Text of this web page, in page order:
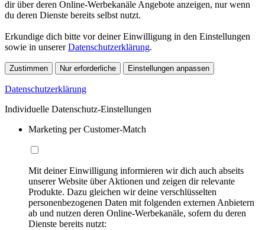
dir über deren Online-Werbekanäle Angebote anzeigen, nur wenn
du deren Dienste bereits selbst nutzt.
Erkundige dich bitte vor deiner Einwilligung in den Einstellungen
sowie in unsererDatenschutzerklärung.
Zustimmen Nur erforderliche Einstellungen anpassen
Datenschutzerklärung
Individuelle Datenschutz-Einstellungen
Marketing per Customer-Match
Mit deiner Einwilligung informieren wir dich auch abseits
unserer Website über Aktionen und zeigen dir relevante
Produkte. Dazu gleichen wir deine verschlüsselten
personenbezogenen Daten mit folgenden externen Anbietern
ab und nutzen deren Online-Werbekanäle, sofern du deren
Dienste bereits nutzt: